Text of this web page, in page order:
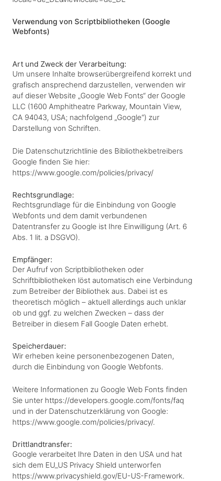
Verwendung von Scriptbibliotheken (Google
Webfonts)
Art und Zweck der Verarbeitung:
Um unsere Inhalte browserübergreifend korrekt und
grafisch ansprechend darzustellen, verwenden wir
auf dieser Website „Google Web Fonts“ der Google
LLC (1600 Amphitheatre Parkway, Mountain View,
CA 94043, USA; nachfolgend „Google“) zur
Darstellung von Schriften.
Die Datenschutzrichtlinie des Bibliothekbetreibers
Google finden Sie hier:
https://www.google.com/policies/privacy/
Rechtsgrundlage:
Rechtsgrundlage für die Einbindung von Google
Webfonts und dem damit verbundenen
Datentransfer zu Google ist Ihre Einwilligung (Art. 6
Abs. 1 lit. a DSGVO).
Empfänger:
Der Aufruf von Scriptbibliotheken oder
Schriftbibliotheken löst automatisch eine Verbindung
zum Betreiber der Bibliothek aus. Dabei ist es
theoretisch möglich – aktuell allerdings auch unklar
ob und ggf. zu welchen Zwecken – dass der
Betreiber in diesem Fall Google Daten erhebt.
Speicherdauer:
Wir erheben keine personenbezogenen Daten,
durch die Einbindung von Google Webfonts.
Weitere Informationen zu Google Web Fonts finden
Sie unter https://developers.google.com/fonts/faq
und in der Datenschutzerklärung von Google:
https://www.google.com/policies/privacy/.
Drittlandtransfer:
Google verarbeitet Ihre Daten in den USA und hat
sich dem EU_US Privacy Shield unterworfen
https://www.privacyshield.gov/EU-US-Framework.